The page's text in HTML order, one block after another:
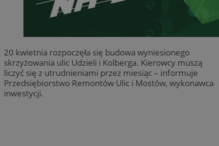
20 kwietnia rozpoczęła się budowa wyniesionego
skrzyżowania ulic Udzieli i Kolberga. Kierowcy muszą
liczyć się z utrudnieniami przez miesiąc – informuje
Przedsiębiorstwo Remontów Ulic i Mostów, wykonawca
inwestycji.